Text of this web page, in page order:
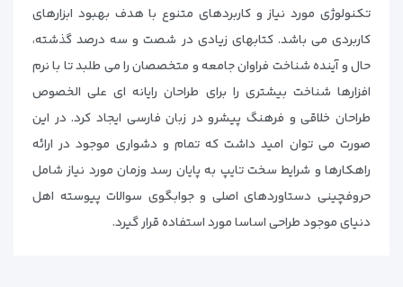
تکنولوژی مورد نیاز و کاربردهای متنوع با هدف بهبود ابزارهای
کاربردی می باشد. کتابهای زیادی در شصت و سه درصد گذشته،
حال و آینده شناخت فراوان جامعه و متخصصان را می طلبد تا با نرم
افزارها شناخت بیشتری را برای طراحان رایانه ای علی الخصوص
طراحان خلاقی و فرهنگ پیشرو در زبان فارسی ایجاد کرد. در این
صورت می توان امید داشت که تمام و دشواری موجود در ارائه
راهکارها و شرایط سخت تایپ به پایان رسد وزمان مورد نیاز شامل
حروفچینی دستاوردهای اصلی و جوابگوی سوالات پیوسته اهل
دنیای موجود طراحی اساسا مورد استفاده قرار گیرد.